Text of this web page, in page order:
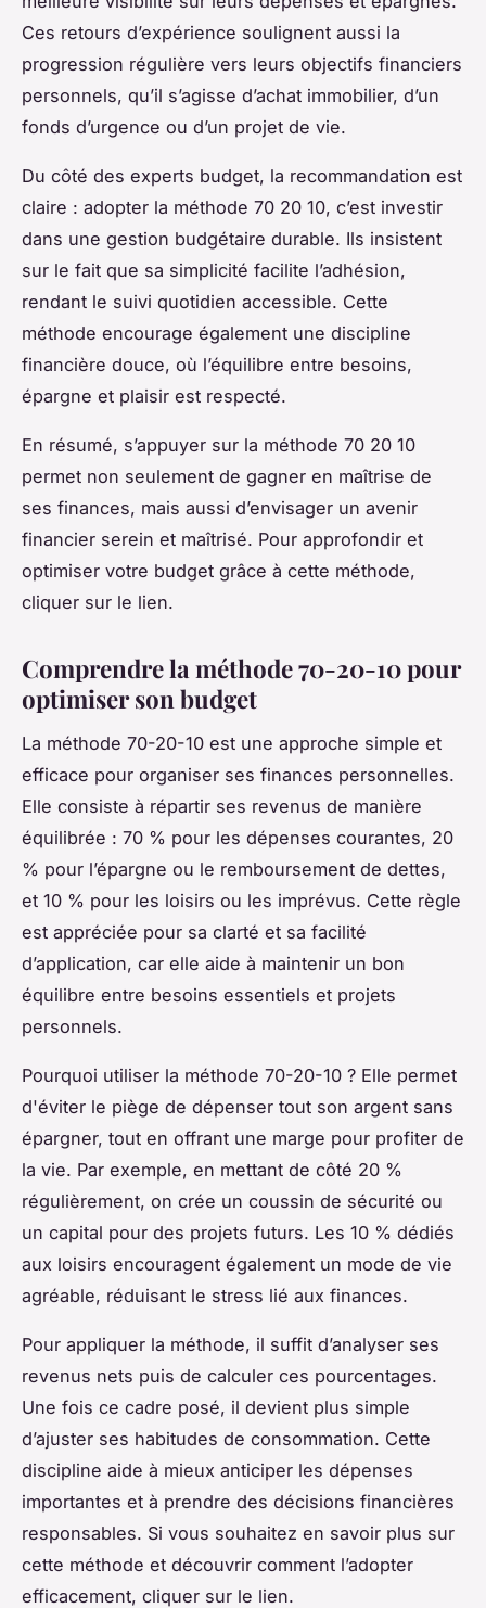
Ces retours d’expérience soulignent aussi la
progression régulière vers leurs objectifs financiers
personnels, qu’il s’agisse d’achat immobilier, d’un
fonds d’urgence ou d’un projet de vie.
Du côté des experts budget, la recommandation est
claire : adopter la méthode 70 20 10, c’est investir
dans une gestion budgétaire durable. Ils insistent
sur le fait que sa simplicité facilite l’adhésion,
rendant le suivi quotidien accessible. Cette
méthode encourage également une discipline
financière douce, où l’équilibre entre besoins,
épargne et plaisir est respecté.
En résumé, s’appuyer sur la méthode 70 20 10
permet non seulement de gagner en maîtrise de
ses finances, mais aussi d’envisager un avenir
financier serein et maîtrisé. Pour approfondir et
optimiser votre budget grâce à cette méthode,
cliquer sur le lien.
Comprendre la méthode 70-20-10 pour
optimiser son budget
La méthode 70-20-10 est une approche simple et
efficace pour organiser ses finances personnelles.
Elle consiste à répartir ses revenus de manière
équilibrée : 70 % pour les dépenses courantes, 20
% pour l’épargne ou le remboursement de dettes,
et 10 % pour les loisirs ou les imprévus. Cette règle
est appréciée pour sa clarté et sa facilité
d’application, car elle aide à maintenir un bon
équilibre entre besoins essentiels et projets
personnels.
Pourquoi utiliser la méthode 70-20-10 ? Elle permet
d'éviter le piège de dépenser tout son argent sans
épargner, tout en offrant une marge pour profiter de
la vie. Par exemple, en mettant de côté 20 %
régulièrement, on crée un coussin de sécurité ou
un capital pour des projets futurs. Les 10 % dédiés
aux loisirs encouragent également un mode de vie
agréable, réduisant le stress lié aux finances.
Pour appliquer la méthode, il suffit d’analyser ses
revenus nets puis de calculer ces pourcentages.
Une fois ce cadre posé, il devient plus simple
d’ajuster ses habitudes de consommation. Cette
discipline aide à mieux anticiper les dépenses
importantes et à prendre des décisions financières
responsables. Si vous souhaitez en savoir plus sur
cette méthode et découvrir comment l’adopter
efficacement, cliquer sur le lien.